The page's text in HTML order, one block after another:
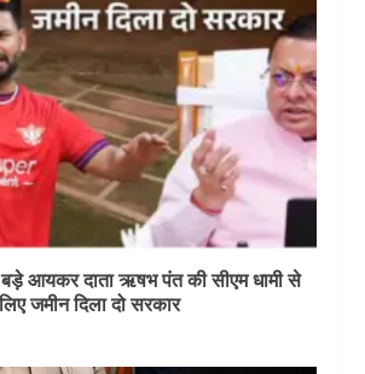
आयकर दाता ऋषभ पंत की सीएम धामी से
जमीन दिला दो सरकार